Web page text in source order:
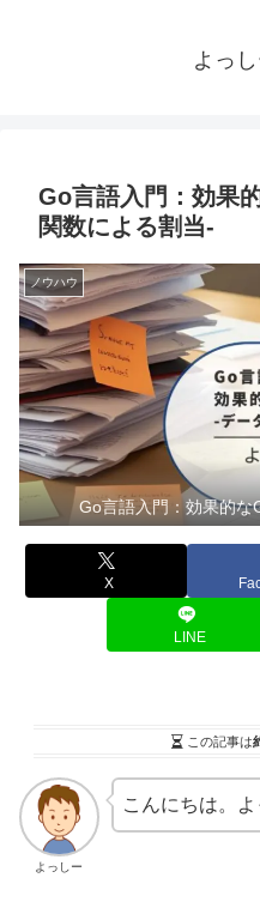
よっ
Go言語入門：効果
関数による割当-
ノウハウ
Go言語入門：効果的
X
LINE
この記事は
よっしー
こんにちは。